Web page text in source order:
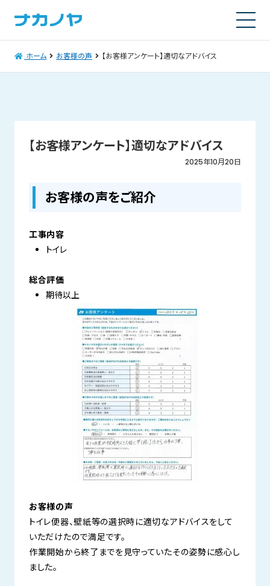
ホーム お客様の声 【お客様アンケート】適切なアドバイス
【お客様アンケート】適切なアドバイス
2025年10月20日
お客様の声をご紹介
工事内容
トイレ
総合評価
期待以上
お客様の声
トイレ便器、壁紙等の選択時に適切なアドバイスをして
いただけたので満足です。
作業開始から終了までを見守っていたその姿勢に感心し
ました。